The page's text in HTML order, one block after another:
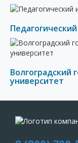
Волгоградский
университет